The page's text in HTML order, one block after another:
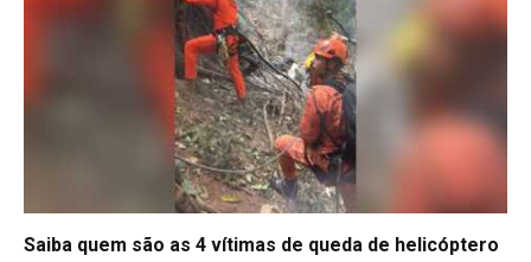
Saiba quem são as 4 vítimas de queda de helicóptero